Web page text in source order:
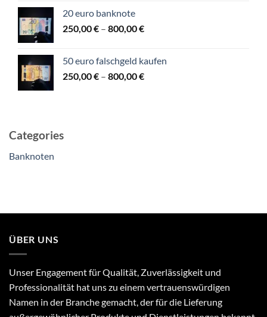
800,00 €
20 euro banknote​
250,00€ – 800,00€Price
through
800,00 €
50 euro falschgeld kaufen
250,00€ – 800,00€Price
Categories
Banknoten
ÜBER UNS
Unser Engagement für Qualität, Zuverlässigkeit und
Professionalität hat uns zu einem vertrauenswürdigen
Namen in der Branche gemacht, der für die Lieferung